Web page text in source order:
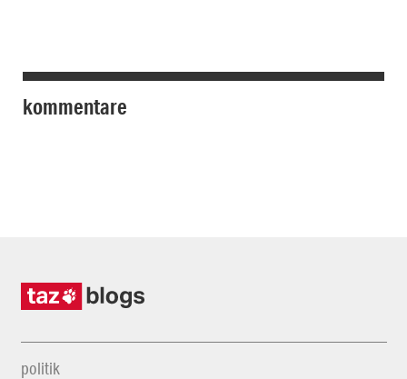
kommentare
politik